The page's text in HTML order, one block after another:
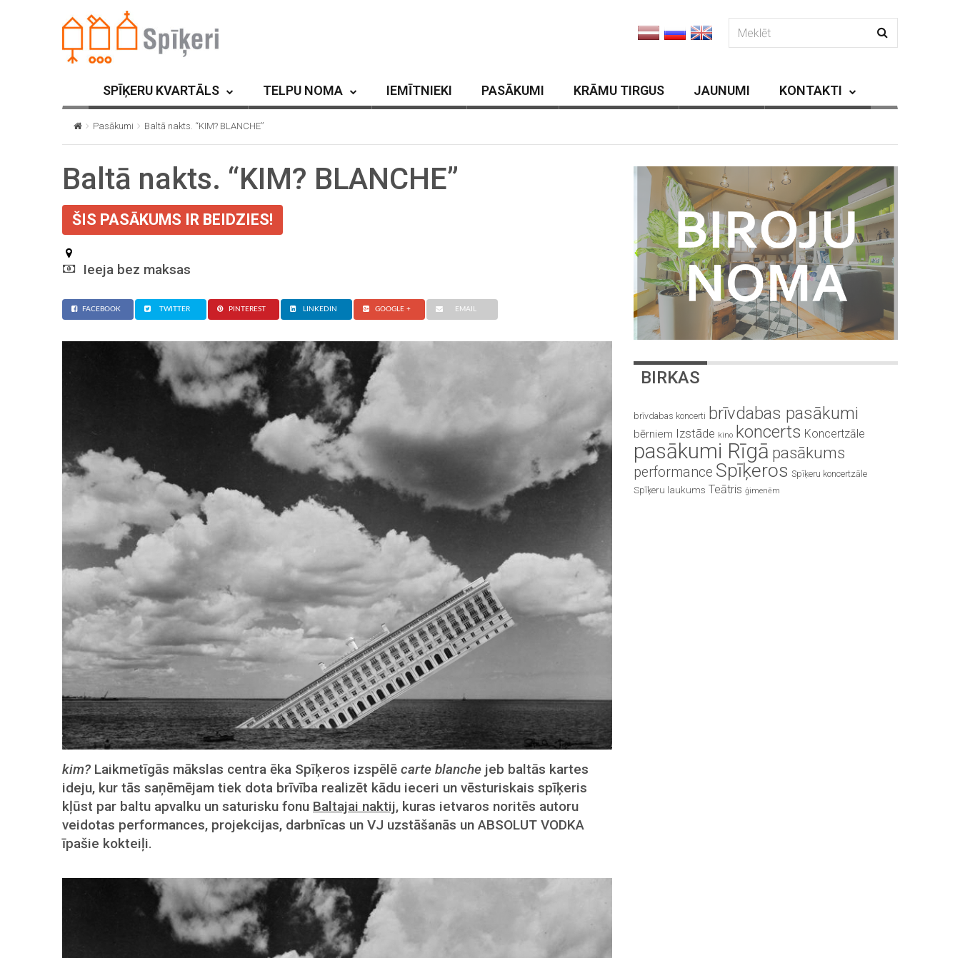
SPĪĶERU KVARTĀLS TELPU NOMA IEMĪTNIEKI PASĀKUMI KRĀMU TIRGUS JAUNUMI KONTAKTI
Pasākumi Baltā nakts. “KIM? BLANCHE”
Baltā nakts. “KIM? BLANCHE”
ŠIS PASĀKUMS IR BEIDZIES!
Ieeja bez maksas
FACEBOOK TWITTER PINTEREST LINKEDIN GOOGLE + EMAIL
kim? Laikmetīgās mākslas centra ēka Spīķeros izspēlē carte blanche jeb baltās kartes
ideju, kur tās saņēmējam tiek dota brīvība realizēt kādu ieceri un vēsturiskais spīķeris
kļūst par baltu apvalku un saturisku fonu Baltajai naktij, kuras ietvaros noritēs autoru
veidotas performances, projekcijas, darbnīcas un VJ uzstāšanās un ABSOLUT VODKA
īpašie kokteiļi.
BIRKAS
brīvdabas koncerti brīvdabas pasākumi
bērniem Izstāde kino koncerts Koncertzāle
pasākumi Rīgā pasākums
performance Spīķeros Spīķeru koncertzāle
Spīķeru laukums Teātris ģimenēm